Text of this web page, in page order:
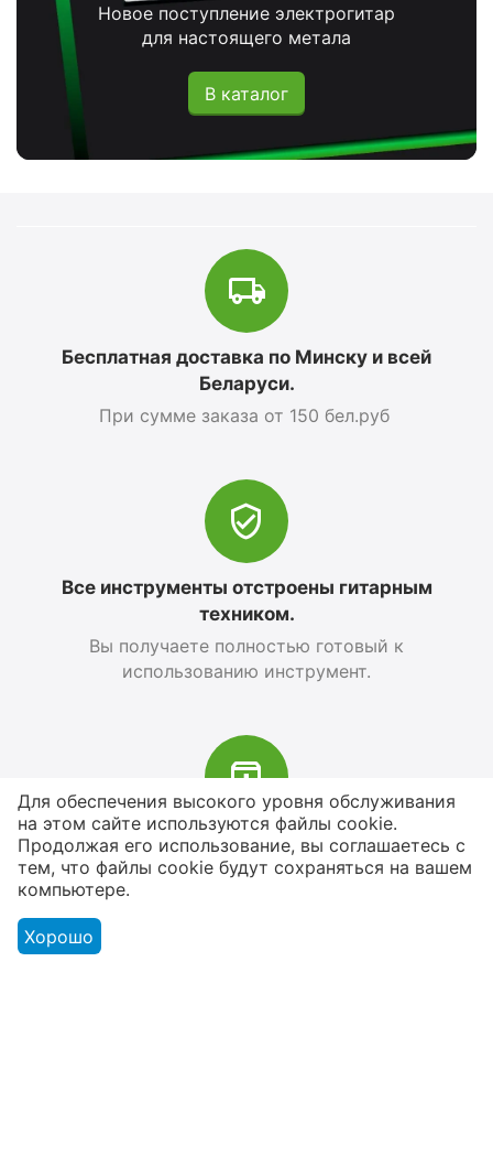
Новое поступление электрогитар
для настоящего метала
В каталог
Бесплатная доставка по Минску и всей
Беларуси.
При сумме заказа от 150 бел.руб
Все инструменты отстроены гитарным
техником.
Вы получаете полностью готовый к
использованию инструмент.
В наличии более 4000 наименований
товаров
От расходников до сценического
Для обеспечения высокого уровня обслуживания
на этом сайте используются файлы cookie.
Продолжая его использование, вы соглашаетесь с
тем, что файлы cookie будут сохраняться на вашем
компьютере.
Хорошо